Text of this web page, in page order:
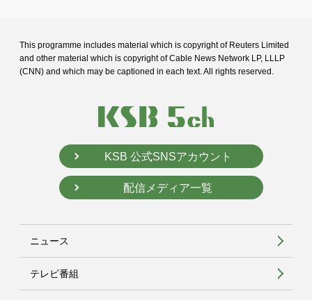
This programme includes material which is copyright of Reuters Limited
and other material which is copyright of Cable News Network LP, LLLP
(CNN) and which may be captioned in each text. All rights reserved.
KSB 公式SNSアカウント
配信メディア一覧
ニュース
テレビ番組